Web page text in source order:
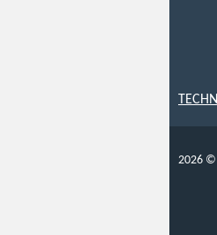
2026 ©